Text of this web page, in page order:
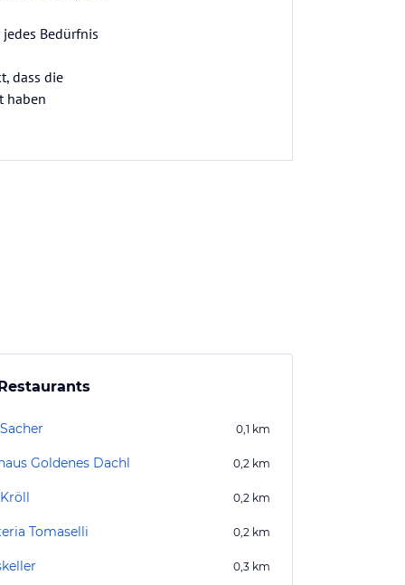
Bedürfnis
dass die
haben
0,1 km
Goldenes Dachl 0,2 km
0,2 km
Tomaselli 0,2 km
0,3 km